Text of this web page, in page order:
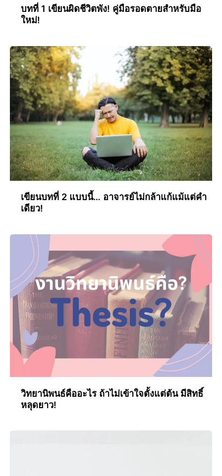
บทที่ 1 เขียนผิดชีวิตพัง! คู่มือรอดตายสำหรับมือ
ใหม่!
เขียนบทที่ 2 แบบนี้… อาจารย์ไม่กล้าแก้แม้แต่คำ
เดียว!
วิทยานิพนธ์คืออะไร ถ้าไม่เข้าใจตั้งแต่ต้น มีสิทธิ์
หลุดยาว!